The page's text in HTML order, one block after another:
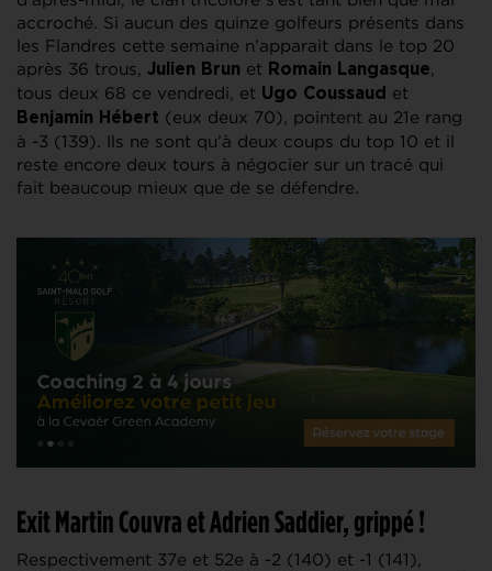
accroché. Si aucun des quinze golfeurs présents dans
les Flandres cette semaine n’apparait dans le top 20
après 36 trous, Julien Brun et Romain Langasque,
tous deux 68 ce vendredi, et Ugo Coussaud et
Benjamin Hébert (eux deux 70), pointent au 21e rang
à -3 (139). Ils ne sont qu’à deux coups du top 10 et il
reste encore deux tours à négocier sur un tracé qui
fait beaucoup mieux que de se défendre.
Exit Martin Couvra et Adrien Saddier, grippé !
Respectivement 37e et 52e à -2 (140) et -1 (141),